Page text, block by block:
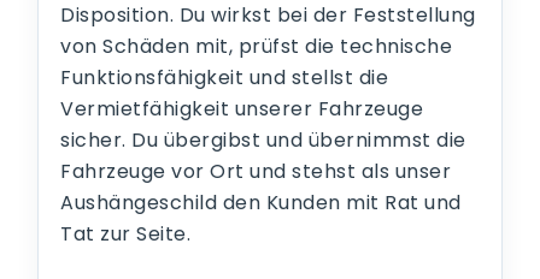
Disposition. Du wirkst bei der Feststellung
von Schäden mit, prüfst die technische
Funktionsfähigkeit und stellst die
Vermietfähigkeit unserer Fahrzeuge
sicher. Du übergibst und übernimmst die
Fahrzeuge vor Ort und stehst als unser
Aushängeschild den Kunden mit Rat und
Tat zur Seite.